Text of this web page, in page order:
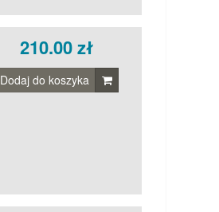
210.00 zł
Dodaj do koszyka